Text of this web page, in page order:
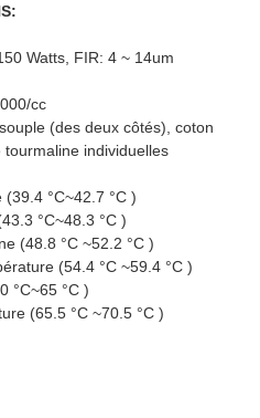
Watts, FIR: 4 ~ 14um
cc
(des deux côtés), coton
individuelles
°C~42.7 °C )
°C~48.3 °C )
(48.8 °C ~52.2 °C )
(54.4 °C ~59.4 °C )
°C~65 °C )
(65.5 °C ~70.5 °C )